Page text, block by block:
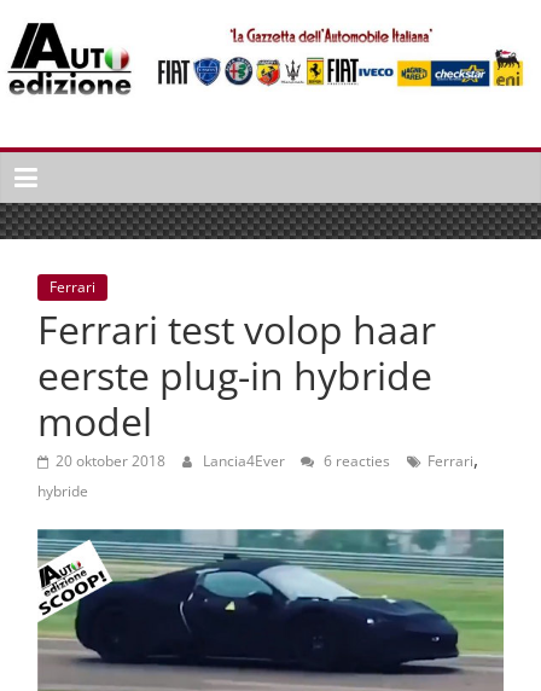
naar
inhoud
Auto
Edizione
La
Gazetta
dell'Automobile
Italiana
autonieuws
lifestyle
Ferrari
Ferrari test volop haar
eerste plug-in hybride
model
20 oktober 2018 Lancia4Ever 6 reacties Ferrari,
hybride